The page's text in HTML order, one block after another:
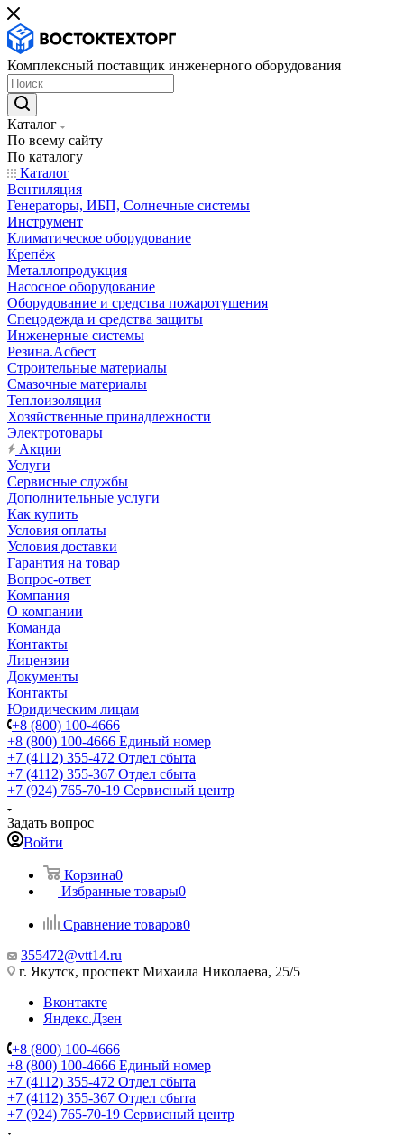
Комплексный поставщик инженерного оборудования
Каталог
По всему сайту
По каталогу
Каталог
Вентиляция
Генераторы, ИБП, Солнечные системы
Инструмент
Климатическое оборудование
Крепёж
Металлопродукция
Насосное оборудование
Оборудование и средства пожаротушения
Спецодежда и средства защиты
Инженерные системы
Резина.Асбест
Строительные материалы
Смазочные материалы
Теплоизоляция
Хозяйственные принадлежности
Электротовары
Акции
Услуги
Сервисные службы
Дополнительные услуги
Как купить
Условия оплаты
Условия доставки
Гарантия на товар
Вопрос-ответ
Компания
О компании
Команда
Контакты
Лицензии
Документы
Контакты
Юридическим лицам
+8 (800) 100-4666
+8 (800) 100-4666 Единый номер
+7 (4112) 355-472 Отдел сбыта
+7 (4112) 355-367 Отдел сбыта
+7 (924) 765-70-19 Сервисный центр
Задать вопрос
Войти
Корзина0
Избранные товары0
Сравнение товаров0
355472@vtt14.ru
г. Якутск, проспект Михаила Николаева, 25/5
Вконтакте
Яндекс.Дзен
+8 (800) 100-4666
+8 (800) 100-4666 Единый номер
+7 (4112) 355-472 Отдел сбыта
+7 (4112) 355-367 Отдел сбыта
+7 (924) 765-70-19 Сервисный центр